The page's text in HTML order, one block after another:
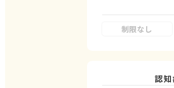
制限なし
認